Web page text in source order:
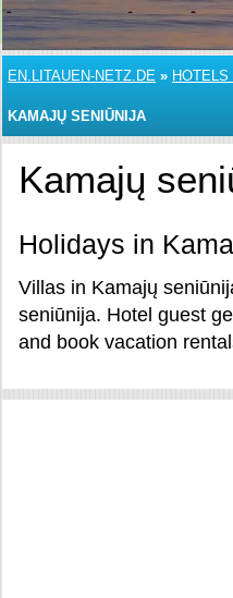
EN.LITAUEN-NETZ.DE »
KAMAJŲ SENIŪNIJA
Kamajų
Holidays in
Villas in Kamajų
seniūnija. Hotel guest
and book vacation